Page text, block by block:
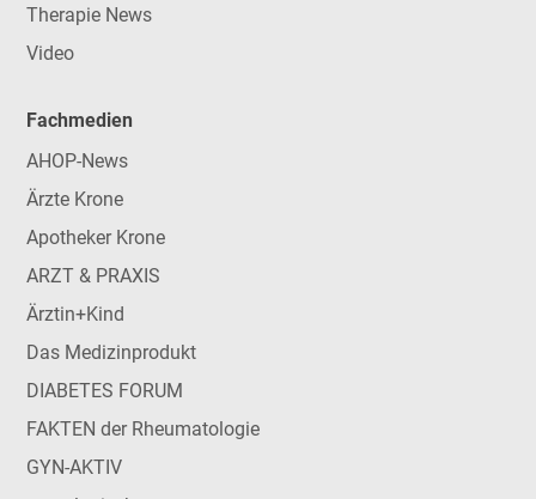
Therapie News
Video
Fachmedien
AHOP-News
Ärzte Krone
Apotheker Krone
ARZT & PRAXIS
Ärztin+Kind
Das Medizinprodukt
DIABETES FORUM
FAKTEN der Rheumatologie
GYN-AKTIV